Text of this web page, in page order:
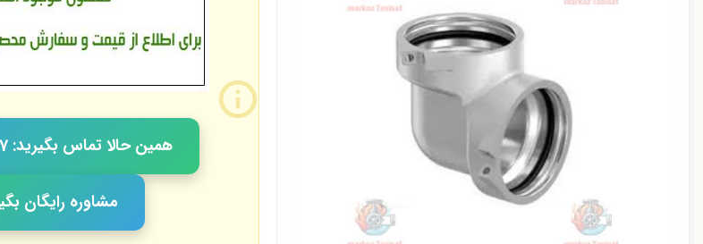
همین حالا تماس بگیرید: 09121724897
مشاوره رایگان